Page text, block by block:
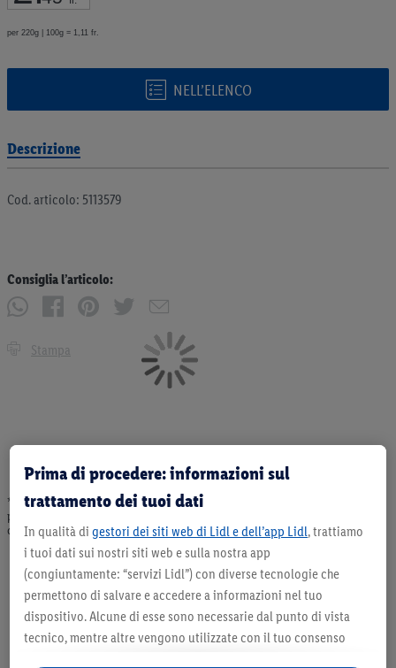
per 220g | 100g = 1,11 fr.
NELL’ELENCO
Descrizione
Cod. articolo: 5113579
Consiglia l’articolo:
Stampa
* Offerta valida fino ad esaurimento scorte. Tutti i prezzi senza decorazioni. I
prodotti qui reclamizzati, soprattutto quelli non-food, non fanno sempre parte
dell’assortimento. Ill. dimostrativa.
Prima di procedere: informazioni sul
trattamento dei tuoi dati
In qualità di gestori dei siti web di Lidl e dell’app Lidl, trattiamo
i tuoi dati sui nostri siti web e sulla nostra app
(congiuntamente: “servizi Lidl”) con diverse tecnologie che
permettono di salvare e accedere a informazioni nel tuo
dispositivo. Alcune di esse sono necessarie dal punto di vista
tecnico, mentre altre vengono utilizzate con il tuo consenso